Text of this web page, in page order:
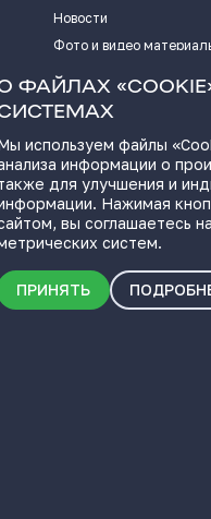
Новости
Фото и видео
Истории успеха
ПОЛЕЗНЫЕ ССЫЛКИ
информационные
Самарской области
ФАЙЛАХ
используем файлы
информации о
для улучшения и
Нажимая
вы соглашаетесь
систем.
ПРИНЯТЬ